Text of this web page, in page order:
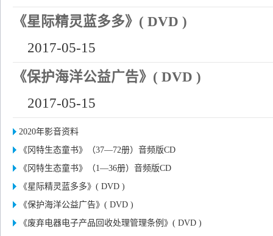
《星际精灵蓝多多》( DVD )
2017-05-15
《保护海洋公益广告》( DVD )
2017-05-15
2020年影音资料
《冈特生态童书》（37—72册）音频版CD
《冈特生态童书》（1—36册）音频版CD
《星际精灵蓝多多》( DVD )
《保护海洋公益广告》( DVD )
《废弃电器电子产品回收处理管理条例》( DVD )